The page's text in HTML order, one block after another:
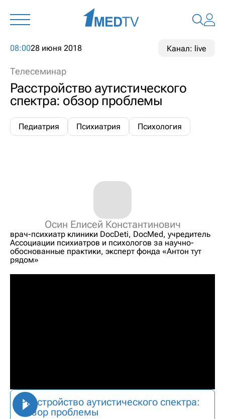
08:0028 июня 2018 Канал: live
Телесеминар
Расстройство аутистического
спектра: обзор проблемы
Педиатрия Психиатрия Психология
Осин Елисей Константинович
врач-психиатр клиники DocDeti, DocMed, учредитель
Ассоциации психиатров и психологов за научно-
обоснованные практики, эксперт фонда «Антон тут
рядом»
Расстройство аутистического спектра:
обзор проблемы